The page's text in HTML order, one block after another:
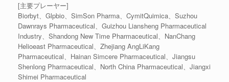
[主要プレーヤー]
Biorbyt、Glpbio、SimSon Pharma、CymitQuimica、Suzhou
Dawnrays Pharmaceutical、Guizhou Liansheng Pharmaceutical
Industry、Shandong New Time Pharmaceutical、NanChang
Helioeast Pharmaceutical、Zhejiang AngLiKang
Pharmaceutical、Hainan Simcere Pharmaceutical、Jiangsu
Shenlong Pharmaceutical、North China Pharmaceutical、Jiangxi
Shimei Pharmaceutical